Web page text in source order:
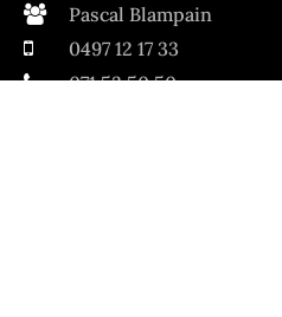
Pascal Blampain
0497 12 17 33
071 53 50 50